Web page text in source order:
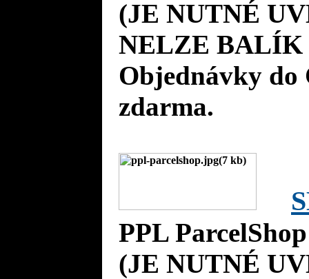
(JE NUTNÉ
NELZE BALÍK
Objednávky do
zdarma.
PPL
(JE NUTNÉ